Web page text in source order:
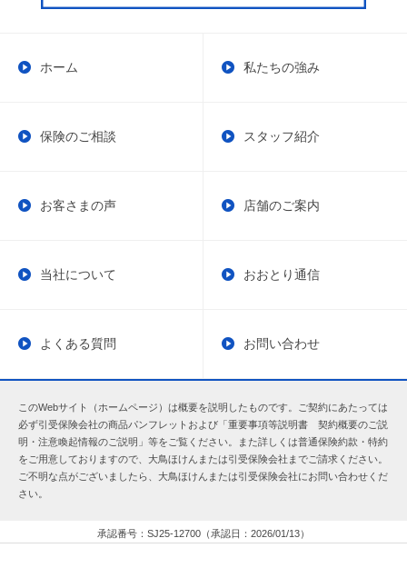
ホーム 私たちの強み
保険のご相談 スタッフ紹介
お客さまの声 店舗のご案内
当社について おおとり通信
よくある質問 お問い合わせ
このWebサイト（ホームページ）は概要を説明したものです。ご契約にあたっては
必ず引受保険会社の商品パンフレットおよび「重要事項等説明書 契約概要のご説
明・注意喚起情報のご説明」等をご覧ください。また詳しくは普通保険約款・特約
をご用意しておりますので、大鳥ほけんまたは引受保険会社までご請求ください。
ご不明な点がございましたら、大鳥ほけんまたは引受保険会社にお問い合わせくだ
さい。
承認番号：SJ25-12700（承認日：2026/01/13）